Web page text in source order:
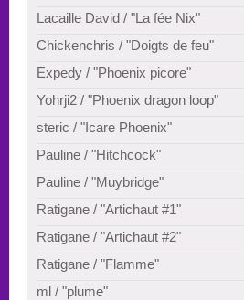
Lacaille David / "La fée Nix"
Chickenchris / "Doigts de feu"
Expedy / "Phoenix picore"
Yohrji2 / "Phoenix dragon loop"
steric / "Icare Phoenix"
Pauline / "Hitchcock"
Pauline / "Muybridge"
Ratigane / "Artichaut #1"
Ratigane / "Artichaut #2"
Ratigane / "Flamme"
ml / "plume"